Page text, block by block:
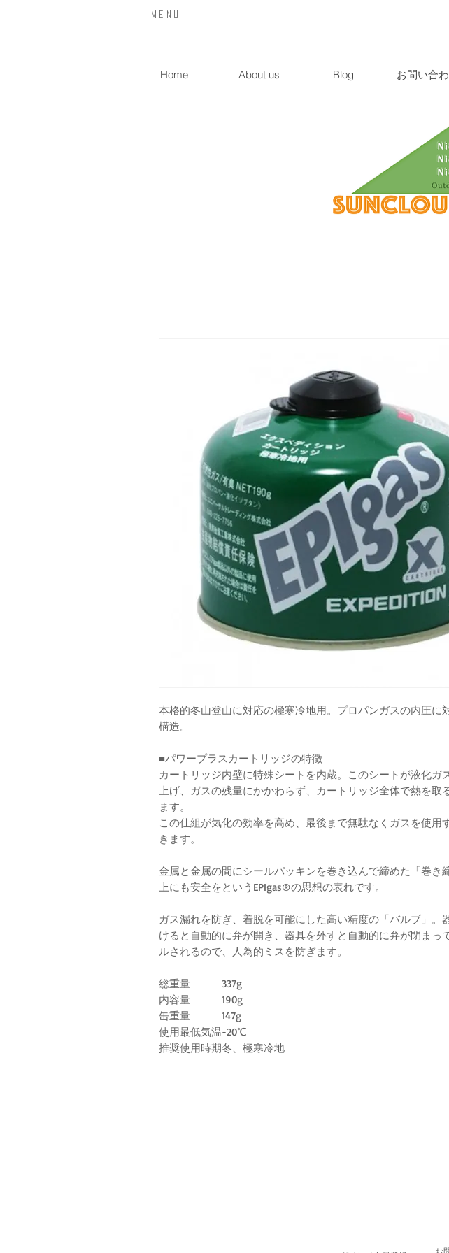
​Menu
Home About us Blog お問い合
本格的冬山登山に対応の極寒冷地用。プロパンガスの内圧に
構造。
■パワープラスカートリッジの特徴
カートリッジ内壁に特殊シートを内蔵。このシートが液化ガ
上げ、ガスの残量にかかわらず、カートリッジ全体で熱を取
ます。
この仕組が気化の効率を高め、最後まで無駄なくガスを使用
きます。
金属と金属の間にシールパッキンを巻き込んで締めた「巻き
上にも安全をというEPIgas®の思想の表れです。
ガス漏れを防ぎ、着脱を可能にした高い精度の「バルブ」。
けると自動的に弁が開き、器具を外すと自動的に弁が閉まっ
ルされるので、人為的ミスを防ぎます。
総重量
337g
内容量
190g
缶重量
147g
使用最低気温-20℃
推奨使用時期冬、極寒冷地